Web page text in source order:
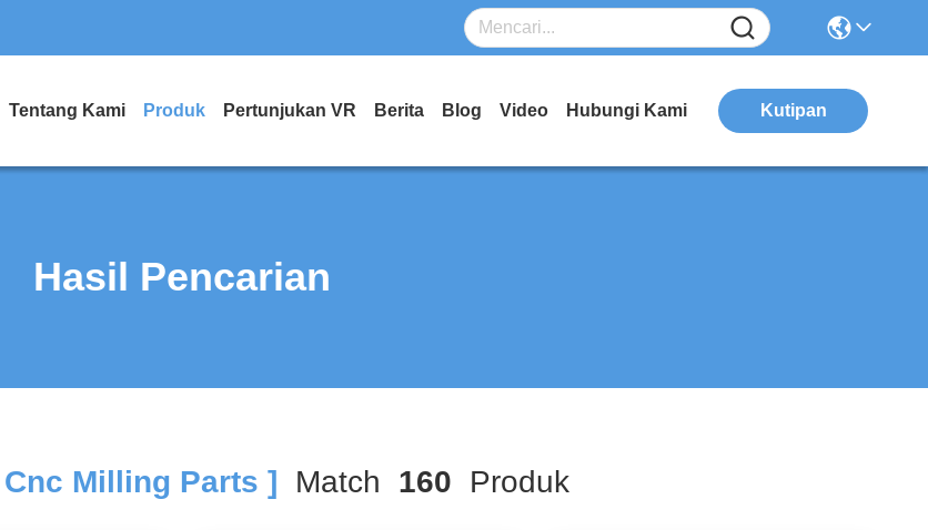
Tentang Kami Produk Pertunjukan VR Berita Blog Video Hubungi Kami Kutipan
Hasil Pencarian
Milling Parts ] Match 160 Produk